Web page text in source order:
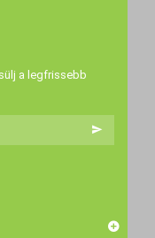
a legfrissebb